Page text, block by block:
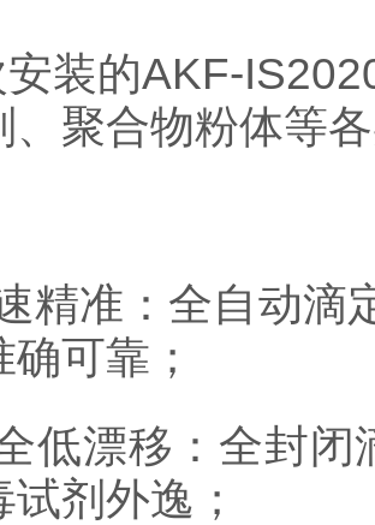
装的AKF-
、聚合物粉体等
精准：全自动滴
可靠；
低漂移：全封
试剂外逸；